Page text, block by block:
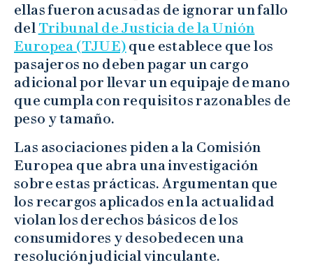
ellas fueron acusadas de ignorar un fallo
del Tribunal de Justicia de la Unión
Europea (TJUE) que establece que los
pasajeros no deben pagar un cargo
adicional por llevar un equipaje de mano
que cumpla con requisitos razonables de
peso y tamaño.
Las asociaciones piden a la Comisión
Europea que abra una investigación
sobre estas prácticas. Argumentan que
los recargos aplicados en la actualidad
violan los derechos básicos de los
consumidores y desobedecen una
resolución judicial vinculante.